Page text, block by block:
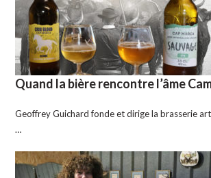
Quand la bière rencontre l’âme
Geoffrey Guichard fonde et dirige la brasserie
…